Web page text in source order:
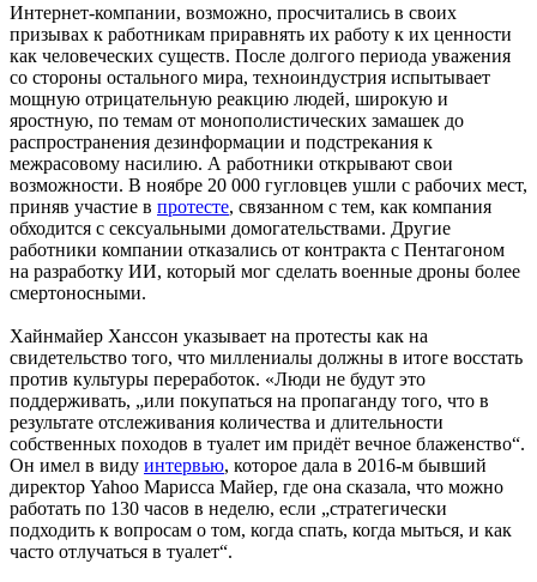
Интернет-компании, возможно, просчитались в своих
призывах к работникам приравнять их работу к их ценности
как человеческих существ. После долгого периода уважения
со стороны остального мира, техноиндустрия испытывает
мощную отрицательную реакцию людей, широкую и
яростную, по темам от монополистических замашек до
распространения дезинформации и подстрекания к
межрасовому насилию. А работники открывают свои
возможности. В ноябре 20 000 гугловцев ушли с рабочих мест,
приняв участие в протесте, связанном с тем, как компания
обходится с сексуальными домогательствами. Другие
работники компании отказались от контракта с Пентагоном
на разработку ИИ, который мог сделать военные дроны более
смертоносными.
Хайнмайер Ханссон указывает на протесты как на
свидетельство того, что миллениалы должны в итоге восстать
против культуры переработок. «Люди не будут это
поддерживать, „или покупаться на пропаганду того, что в
результате отслеживания количества и длительности
собственных походов в туалет им придёт вечное блаженство“.
Он имел в виду интервью, которое дала в 2016-м бывший
директор Yahoo Марисса Майер, где она сказала, что можно
работать по 130 часов в неделю, если „стратегически
подходить к вопросам о том, когда спать, когда мыться, и как
часто отлучаться в туалет“.